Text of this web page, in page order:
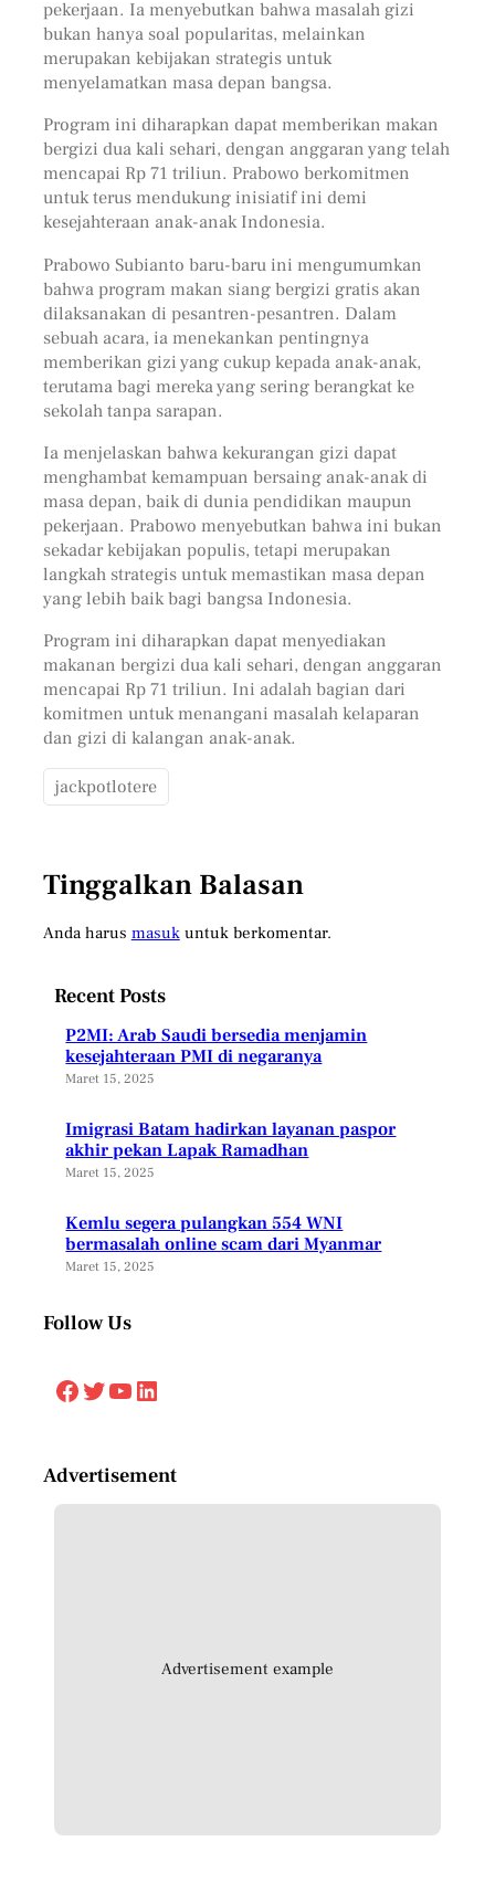
pekerjaan. Ia menyebutkan bahwa masalah gizi
bukan hanya soal popularitas, melainkan
merupakan kebijakan strategis untuk
menyelamatkan masa depan bangsa.
Program ini diharapkan dapat memberikan makan
bergizi dua kali sehari, dengan anggaran yang telah
mencapai Rp 71 triliun. Prabowo berkomitmen
untuk terus mendukung inisiatif ini demi
kesejahteraan anak-anak Indonesia.
Prabowo Subianto baru-baru ini mengumumkan
bahwa program makan siang bergizi gratis akan
dilaksanakan di pesantren-pesantren. Dalam
sebuah acara, ia menekankan pentingnya
memberikan gizi yang cukup kepada anak-anak,
terutama bagi mereka yang sering berangkat ke
sekolah tanpa sarapan.
Ia menjelaskan bahwa kekurangan gizi dapat
menghambat kemampuan bersaing anak-anak di
masa depan, baik di dunia pendidikan maupun
pekerjaan. Prabowo menyebutkan bahwa ini bukan
sekadar kebijakan populis, tetapi merupakan
langkah strategis untuk memastikan masa depan
yang lebih baik bagi bangsa Indonesia.
Program ini diharapkan dapat menyediakan
makanan bergizi dua kali sehari, dengan anggaran
mencapai Rp 71 triliun. Ini adalah bagian dari
komitmen untuk menangani masalah kelaparan
dan gizi di kalangan anak-anak.
jackpotlotere
Tinggalkan Balasan
Anda harus masukuntuk berkomentar.
Recent Posts
P2MI: Arab Saudi bersedia menjamin
kesejahteraan PMI di negaranya
Maret 15, 2025
Imigrasi Batam hadirkan layanan paspor
akhir pekan Lapak Ramadhan
Maret 15, 2025
Kemlu segera pulangkan 554 WNI
bermasalah online scam dari Myanmar
Maret 15, 2025
Follow Us
Facebook Twitter YouTube LinkedIn
Advertisement
Advertisement example